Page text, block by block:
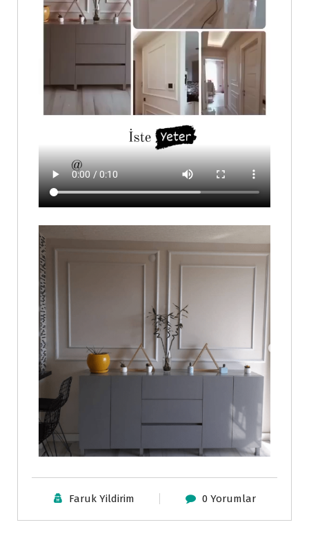
Faruk Yildirim 0 Yorumlar